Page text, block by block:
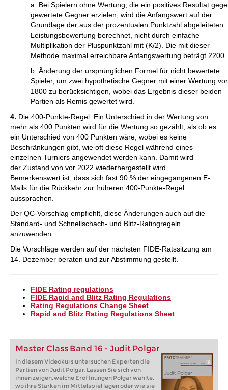
a. Bei Spielern ohne Wertung, die ein positives Resultat
gewertete Gegner erzielen, wird die Anfangswert auf der
Grundlage der aus der prozentualen Punktzahl abgeleiteten
Leistungsbewertung berechnet, nicht durch einfache
Multiplikation der Pluspunktzahl mit (K/2). Die mit dieser
Methode maximal erreichbare Anfangswertung beträgt 2200.
b. Änderung der ursprünglichen Formel für nicht bewertete
Spieler, um zwei hypothetische Gegner mit einer Wertung
1800 zu berücksichtigen, wobei das Ergebnis dieser beiden
Partien als Remis gewertet wird.
4. Die 400-Punkte-Regel: Ein Unterschied in der Wertung von
mehr als 400 Punkten wird für die Wertung so gezählt, als ob es
ein Unterschied von 400 Punkten wäre, wobei es keine
Beschränkungen gibt, wie oft diese Regel während eines
einzelnen Turniers angewendet werden kann. Damit wird
der Zustand von vor 2022 wiederhergestellt wird.
Bemerkenswert ist, dass sich fast 90 % der eingegangenen E-
Mails für die Rückkehr zur früheren 400-Punkte-Regel
aussprachen.
Der QC-Vorschlag empfiehlt, diese Änderungen auch auf die
Standard- und Schnellschach- und Blitz-Ratingregeln
anzuwenden.
Die Vorschläge werden auf der nächsten FIDE-Ratssitzung am
14. Dezember beraten und zur Abstimmung gestellt.
FIDE Rating regulations
FIDE Rapid and Blitz Rating Regulations
Rating Regulations Change Sheet
Rapid and Blitz Rating Regulations Sheet
Master Class Band 16 - Judit Polgar
In diesem Videokurs untersuchen Experten die
Partien von Judit Polgar. Lassen Sie sich von
ihnen zeigen, welche Eröffnungen Polgar wählte,
wo ihre Stärken im Mittelspiel lagen oder wie sie